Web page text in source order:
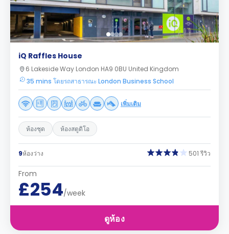
iQ Raffles House
6 Lakeside Way London HA9 0BU United Kingdom
35 mins โดยรถสาธารณะ London Business School
เพิ่มเติม
ห้องชุด ห้องสตูดิโอ
9ห้องว่าง 501 รีวิว
From
£254/week
ดูห้อง